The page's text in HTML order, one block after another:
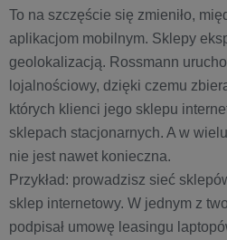
To na szczęście się zmieniło,
aplikacjom mobilnym. Sklepy
geolokalizacją. Rossmann
lojalnościowy, dzięki czemu
których klienci jego sklepu
sklepach stacjonarnych. A w
nie jest nawet konieczna.
Przykład: prowadzisz sieć
sklep internetowy. W jednym z
podpisał umowę leasingu